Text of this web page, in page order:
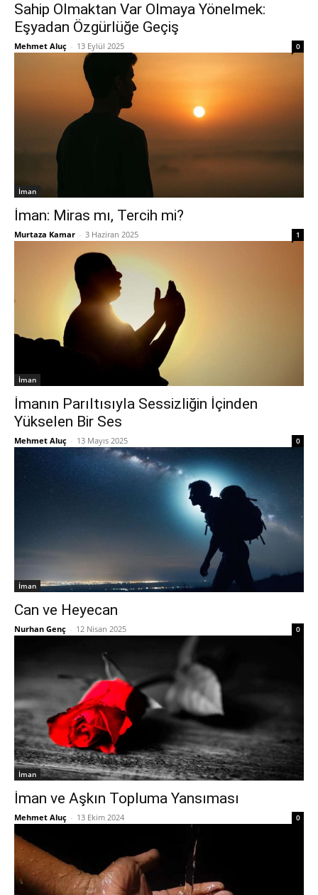
Sahip Olmaktan Var Olmaya Yönelmek:
Eşyadan Özgürlüğe Geçiş
Mehmet Aluç - 13 Eylül 2025 0
İman
İman: Miras mı, Tercih mi?
Murtaza Kamar - 3 Haziran 2025 1
İman
İmanın Parıltısıyla Sessizliğin İçinden
Yükselen Bir Ses
Mehmet Aluç - 13 Mayıs 2025 0
İman
Can ve Heyecan
Nurhan Genç - 12 Nisan 2025 0
İman
İman ve Aşkın Topluma Yansıması
Mehmet Aluç - 13 Ekim 2024 0